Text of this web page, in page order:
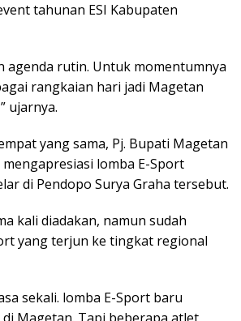
tahunan ESI Kabupaten
agenda rutin. Untuk momentumnya
rangkaian hari jadi Magetan
ujarnya.
yang sama, Pj. Bupati Magetan
lomba E-Sport
di Pendopo Surya Graha tersebut.
kali diadakan, namun sudah
yang terjun ke tingkat regional
sekali. lomba E-Sport baru